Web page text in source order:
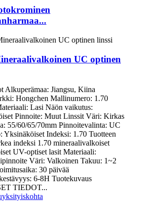
UC optinen
Alkuperämaa: Jiangsu, Kiina
Hongchen Mallinumero: 1.70
Lasi Näön vaikutus:
Pinnoite: Muut Linssit Väri: Kirkas
55/60/65/70mm Pinnoitevalinta: UC
Yksinäköiset Indeksi: 1.70 Tuotteen
indeksi 1.70 mineraalivalkoiset
UV-optiset lasit Materiaali:
Väri: Valkoinen Takuu: 1~2
30 päivää
6-8H Tuotekuvaus
TIEDOT...
yksityiskohta